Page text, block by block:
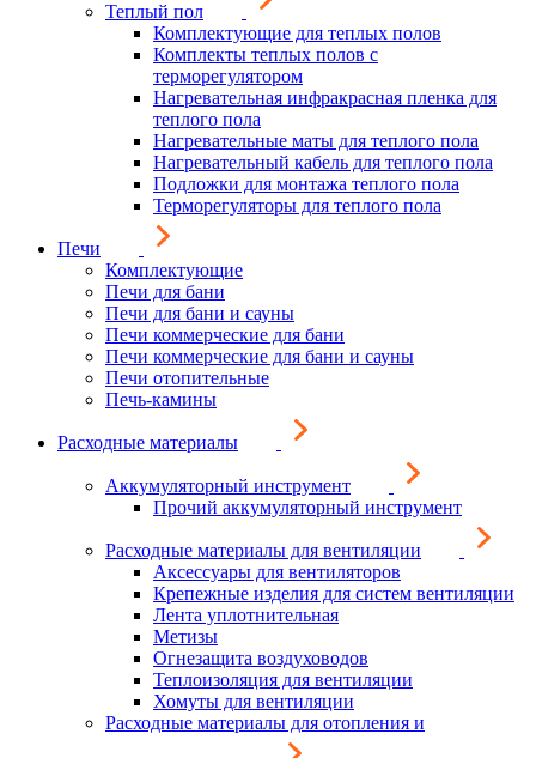
Теплый пол
Комплектующие для теплых полов
Комплекты теплых полов с
терморегулятором
Нагревательная инфракрасная пленка для
теплого пола
Нагревательные маты для теплого пола
Нагревательный кабель для теплого пола
Подложки для монтажа теплого пола
Терморегуляторы для теплого пола
Печи
Комплектующие
Печи для бани
Печи для бани и сауны
Печи коммерческие для бани
Печи коммерческие для бани и сауны
Печи отопительные
Печь-камины
Расходные материалы
Аккумуляторный инструмент
Прочий аккумуляторный инструмент
Расходные материалы для вентиляции
Аксессуары для вентиляторов
Крепежные изделия для систем вентиляции
Лента уплотнительная
Метизы
Огнезащита воздуховодов
Теплоизоляция для вентиляции
Хомуты для вентиляции
Расходные материалы для отопления и